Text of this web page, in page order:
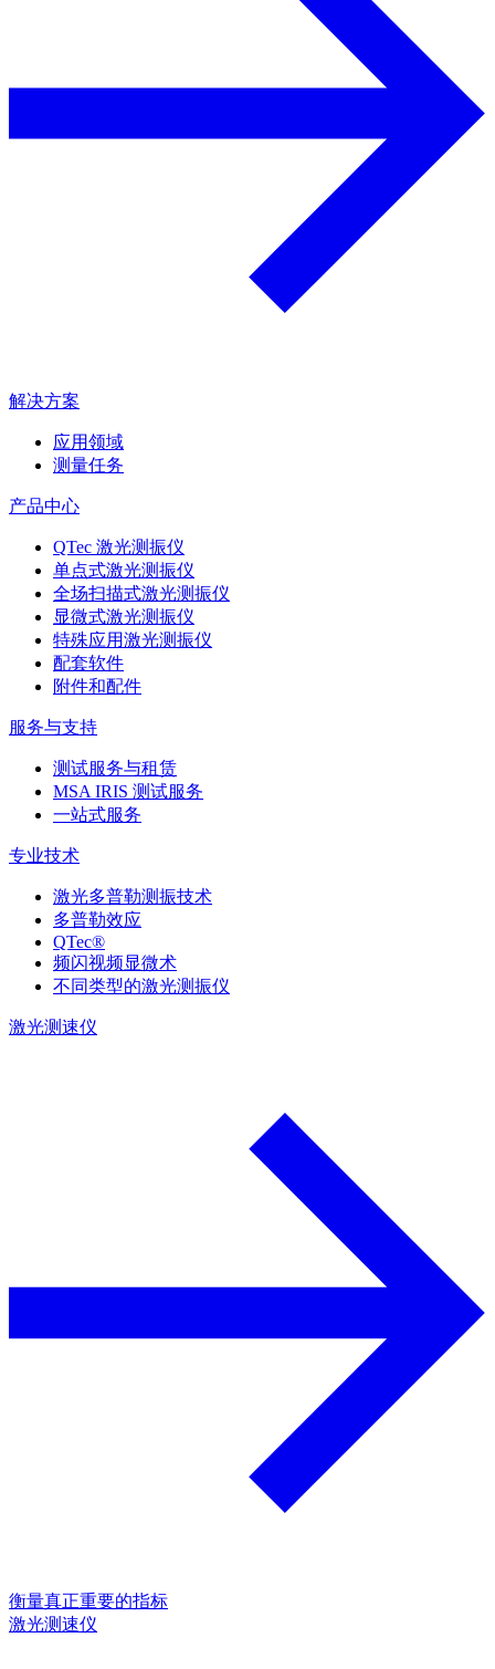
解决方案
应用领域
测量任务
产品中心
QTec 激光测振仪
单点式激光测振仪
全场扫描式激光测振仪
显微式激光测振仪
特殊应用激光测振仪
配套软件
附件和配件
服务与支持
测试服务与租赁
MSA IRIS 测试服务
一站式服务
专业技术
激光多普勒测振技术
多普勒效应
QTec®
频闪视频显微术
不同类型的激光测振仪
激光测速仪
衡量真正重要的指标
激光测速仪